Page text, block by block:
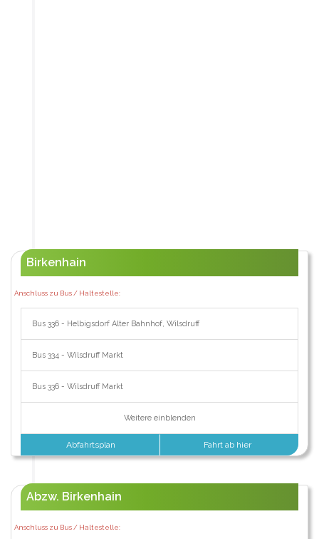
Birkenhain
Anschluss zu Bus / Haltestelle:
Bus 336 - Helbigsdorf Alter Bahnhof, Wilsdruff
Bus 334 - Wilsdruff Markt
Bus 336 - Wilsdruff Markt
Weitere einblenden
Abfahrtsplan Fahrt ab hier
Abzw. Birkenhain
Anschluss zu Bus / Haltestelle: